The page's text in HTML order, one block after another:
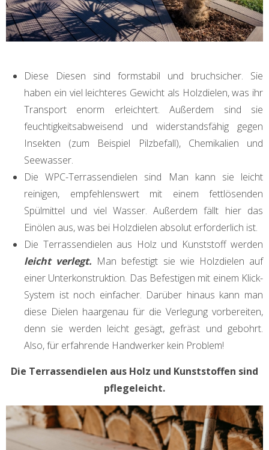
Diese Diesen sind formstabil und bruchsicher. Sie
haben ein viel leichteres Gewicht als Holzdielen, was ihr
Transport enorm erleichtert. Außerdem sind sie
feuchtigkeitsabweisend und widerstandsfähig gegen
Insekten (zum Beispiel Pilzbefall), Chemikalien und
Seewasser.
Die WPC-Terrassendielen sind Man kann sie leicht
reinigen, empfehlenswert mit einem fettlösenden
Spülmittel und viel Wasser. Außerdem fällt hier das
Einölen aus, was bei Holzdielen absolut erforderlich ist.
Die Terrassendielen aus Holz und Kunststoff werden
leicht verlegt. Man befestigt sie wie Holzdielen auf
einer Unterkonstruktion. Das Befestigen mit einem Klick-
System ist noch einfacher. Darüber hinaus kann man
diese Dielen haargenau für die Verlegung vorbereiten,
denn sie werden leicht gesägt, gefräst und gebohrt.
Also, für erfahrende Handwerker kein Problem!
Die Terrassendielen aus Holz und Kunststoffen sind
pflegeleicht.